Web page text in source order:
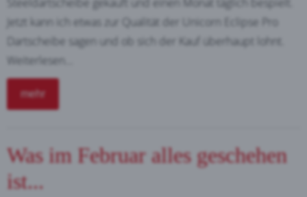
Jetzt kann ich etwas zur Qualität der Unicorn Eclipse Pro
Dartscheibe sagen und ob sich der Kauf überhaupt lohnt.
Weiterlesen...
mehr
Was im Februar alles geschehen
ist...